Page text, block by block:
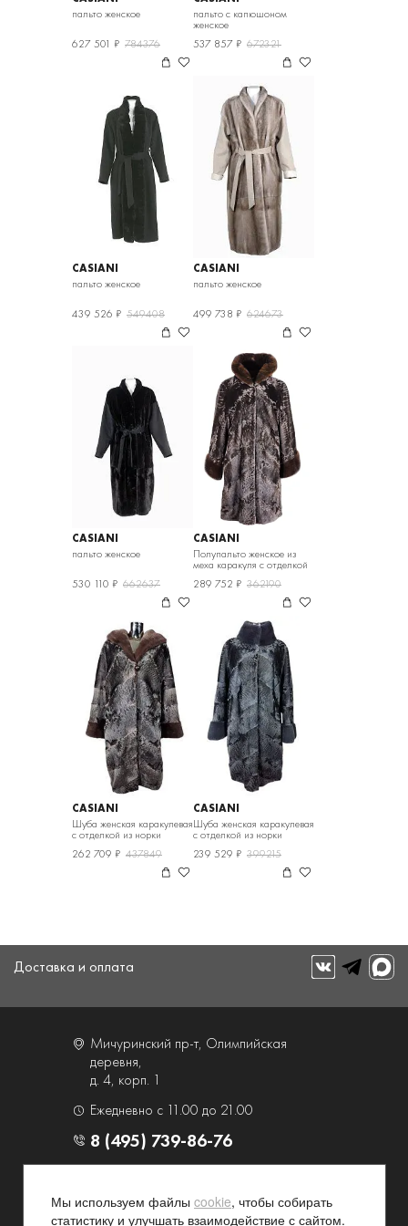
пальто женское
627 501 ₽ 784376
пальто с капюшоном
женское
537 857 ₽ 672321
CASIANI
пальто женское
439 526 ₽ 549408
CASIANI
пальто женское
499 738 ₽ 624673
CASIANI
пальто женское
530 110 ₽ 662637
CASIANI
Полупальто женское из
меха каракуля с отделкой
289 752 ₽ 362190
CASIANI
Шуба женская каракулевая
с отделкой из норки
262 709 ₽ 437849
CASIANI
Шуба женская каракулевая
с отделкой из норки
239 529 ₽ 399215
Доставка и оплата
Мичуринский пр-т, Олимпийская
деревня,
д. 4, корп. 1
Ежедневно с 11.00 до 21.00
8 (495) 739-86-76
Контакты и схема проезда
Наши преимущества
Мы используем файлы cookie, чтобы собирать
статистику и улучшать взаимодействие с сайтом.